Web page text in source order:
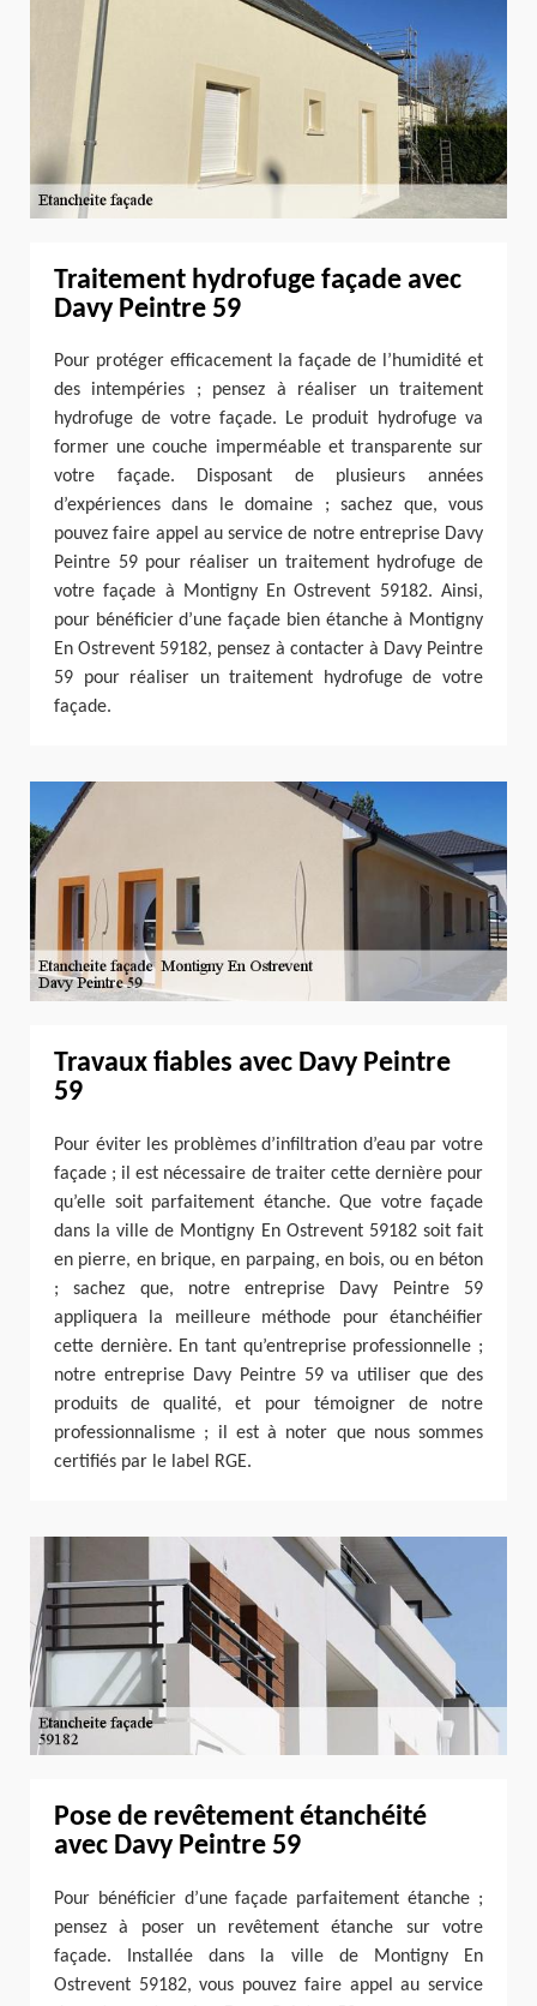
Traitement hydrofuge façade avec
Davy Peintre 59
Pour protéger efficacement la façade de l’humidité et
des intempéries ; pensez à réaliser un traitement
hydrofuge de votre façade. Le produit hydrofuge va
former une couche imperméable et transparente sur
votre façade. Disposant de plusieurs années
d’expériences dans le domaine ; sachez que, vous
pouvez faire appel au service de notre entreprise Davy
Peintre 59 pour réaliser un traitement hydrofuge de
votre façade à Montigny En Ostrevent 59182. Ainsi,
pour bénéficier d’une façade bien étanche à Montigny
En Ostrevent 59182, pensez à contacter à Davy Peintre
59 pour réaliser un traitement hydrofuge de votre
façade.
Travaux fiables avec Davy Peintre
59
Pour éviter les problèmes d’infiltration d’eau par votre
façade ; il est nécessaire de traiter cette dernière pour
qu’elle soit parfaitement étanche. Que votre façade
dans la ville de Montigny En Ostrevent 59182 soit fait
en pierre, en brique, en parpaing, en bois, ou en béton
; sachez que, notre entreprise Davy Peintre 59
appliquera la meilleure méthode pour étanchéifier
cette dernière. En tant qu’entreprise professionnelle ;
notre entreprise Davy Peintre 59 va utiliser que des
produits de qualité, et pour témoigner de notre
professionnalisme ; il est à noter que nous sommes
certifiés par le label RGE.
Pose de revêtement étanchéité
avec Davy Peintre 59
Pour bénéficier d’une façade parfaitement étanche ;
pensez à poser un revêtement étanche sur votre
façade. Installée dans la ville de Montigny En
Ostrevent 59182, vous pouvez faire appel au service